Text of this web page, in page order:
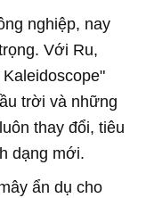
nghiệp, nay
Với Ru,
trời và những
thay đổi, tiêu
dạng mới.
ẩn dụ cho